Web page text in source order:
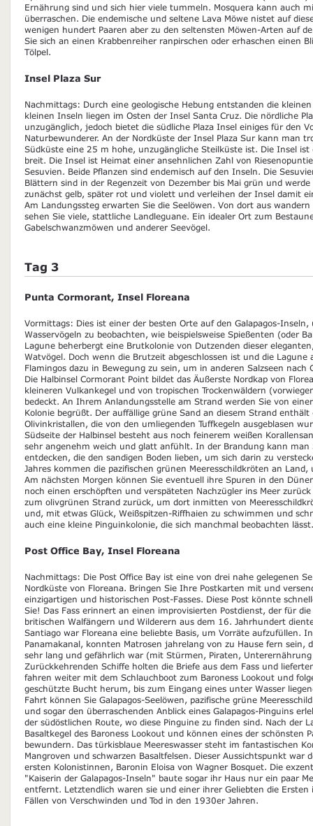
Ernährung sind und sich hier viele tummeln. Mosquera kann auch
überraschen. Die endemische und seltene Lava Möwe nistet auf
wenigen hundert Paaren aber zu den seltensten Möwen-Arten auf
Sie sich an einen Krabbenreiher ranpirschen oder erhaschen einen
Tölpel.
Insel Plaza Sur
Nachmittags: Durch eine geologische Hebung entstanden die
kleinen Inseln liegen im Osten der Insel Santa Cruz. Die nördliche
unzugänglich, jedoch bietet die südliche Plaza Insel einiges für den
Naturbewunderer. An der Nordküste der Insel Plaza Sur kann man
Südküste eine 25 m hohe, unzugängliche Steilküste ist. Die Insel
breit. Die Insel ist Heimat einer ansehnlichen Zahl von
Sesuvien. Beide Pflanzen sind endemisch auf den Inseln. Die
Blättern sind in der Regenzeit von Dezember bis Mai grün und
zunächst gelb, später rot und violett und verleihen der Insel damit
Am Landungssteg erwarten Sie die Seelöwen. Von dort aus
sehen Sie viele, stattliche Landleguane. Ein idealer Ort zum
Gabelschwanzmöwen und anderer Seevögel.
Tag 3
Punta Cormorant, Insel Floreana
Vormittags: Dies ist einer der besten Orte auf den Galapagos-
Wasservögeln zu beobachten, wie beispielsweise Spießenten (oder
Lagune beherbergt eine Brutkolonie von Dutzenden dieser
Watvögel. Doch wenn die Brutzeit abgeschlossen ist und die
Flamingos dazu in Bewegung zu sein, um in anderen Salzseen nach
Die Halbinsel Cormorant Point bildet das Äußerste Nordkap von
kleineren Vulkankegel und von tropischen Trockenwäldern
bedeckt. An Ihrem Anlandungsstelle am Strand werden Sie von
Kolonie begrüßt. Der auffällige grüne Sand an diesem Strand
Olivinkristallen, die von den umliegenden Tuffkegeln ausgeblasen
Südseite der Halbinsel besteht aus noch feinerem weißen
sehr angenehm weich und glatt anfühlt. In der Brandung kann man
entdecken, die den sandigen Boden lieben, um sich darin zu
Jahres kommen die pazifischen grünen Meeresschildkröten an
Am nächsten Morgen können Sie eventuell ihre Spuren in den
noch einen erschöpften und verspäteten Nachzügler ins Meer
zum olivgrünen Strand zurück, um dort inmitten von
und, mit etwas Glück, Weißspitzen-Riffhaien zu schwimmen und
auch eine kleine Pinguinkolonie, die sich manchmal beobachten
Post Office Bay, Insel Floreana
Nachmittags: Die Post Office Bay ist eine von drei nahe gelegenen
Nordküste von Floreana. Bringen Sie Ihre Postkarten mit und
einzigartigen und historischen Post-Fasses. Diese Post könnte
Sie! Das Fass erinnert an einen improvisierten Postdienst, der für
britischen Walfängern und Wilderern aus dem 16. Jahrhundert
Santiago war Floreana eine beliebte Basis, um Vorräte aufzufüllen.
Panamakanal, konnten Matrosen jahrelang von zu Hause fern sein,
sehr lang und gefährlich war (mit Stürmen, Piraten,
Zurückkehrenden Schiffe holten die Briefe aus dem Fass und
fahren weiter mit dem Schlauchboot zum Baroness Lookout und
geschützte Bucht herum, bis zum Eingang eines unter Wasser
Fahrt können Sie Galapagos-Seelöwen, pazifische grüne
und sogar den überraschenden Anblick eines Galapagos-Pinguins
der südöstlichen Route, wo diese Pinguine zu finden sind. Nach der
Basaltkegel des Baroness Lookout und können eines der schönsten
bewundern. Das türkisblaue Meereswasser steht im fantastischen
Mangroven und schwarzen Basaltfelsen. Dieser Aussichtspunkt war
ersten Kolonistinnen, Baronin Eloisa von Wagner Bosquet. Die
"Kaiserin der Galapagos-Inseln" baute sogar ihr Haus nur ein paar
entfernt. Letztendlich waren sie und einer ihrer Geliebten die Ersten
Fällen von Verschwinden und Tod in den 1930er Jahren.